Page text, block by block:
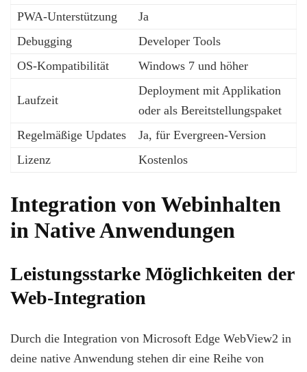
PWA-Unterstützung
Ja
Debugging
Developer Tools
OS-Kompatibilität
Windows 7 und höher
Laufzeit
Deployment mit Applikation
oder als Bereitstellungspaket
Regelmäßige Updates
Ja, für Evergreen-Version
Lizenz
Kostenlos
Integration von Webinhalten
in Native Anwendungen
Leistungsstarke Möglichkeiten der
Web-Integration
Durch die Integration von Microsoft Edge WebView2 in
deine native Anwendung stehen dir eine Reihe von